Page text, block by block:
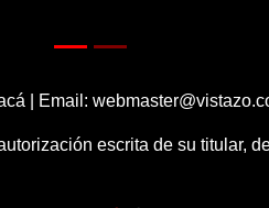
| Email:
escrita de su titular,